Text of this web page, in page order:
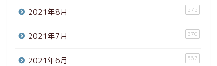
2021年8月 575
2021年7月 570
2021年6月 567